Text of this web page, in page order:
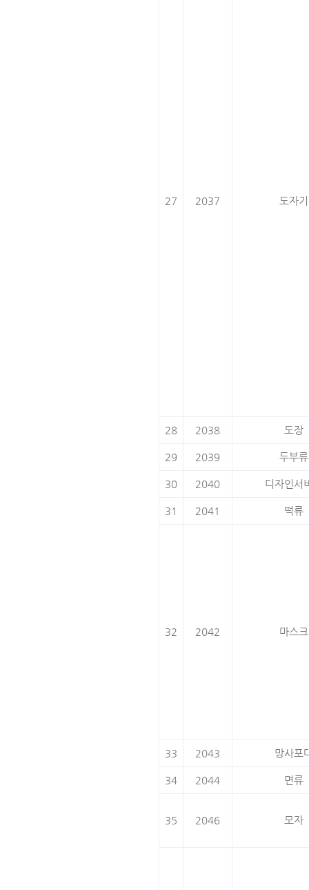
27 2037 도자기
28 2038 도장
29 2039 두부류
30 2040 디자인서
31 2041 떡류
32 2042 마스크
33 2043 망사포
34 2044 면류
35 2046 모자